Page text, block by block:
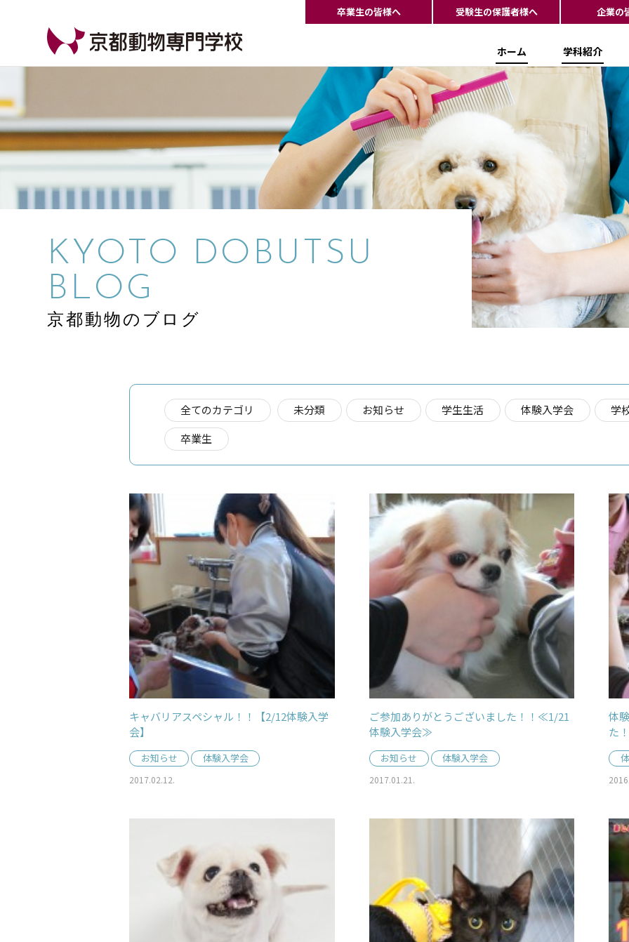
ホーム 学科紹介
卒業生の皆様へ 受験生の保護者様へ 企業の
KYOTO DOBUTSU
BLOG
京都動物のブログ
全てのカテゴリ 未分類 お知らせ 学生生活 体験入学会 学
卒業生
キャバリアスペシャル！！【2/12体験入学
会】
お知らせ 体験入学会
2017.02.12.
ご参加ありがとうございました！！≪1/21
体験入学会≫
お知らせ 体験入学会
2017.01.21.
体
た